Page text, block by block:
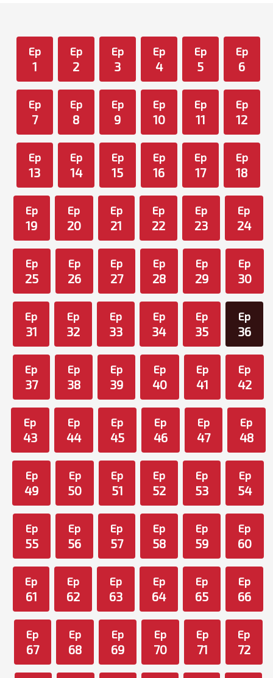
Ep
1
Ep
2
Ep
3
Ep
4
Ep
5
Ep
6
Ep
7
Ep
8
Ep
9
Ep
10
Ep
11
Ep
12
Ep
13
Ep
14
Ep
15
Ep
16
Ep
17
Ep
18
Ep
19
Ep
20
Ep
21
Ep
22
Ep
23
Ep
24
Ep
25
Ep
26
Ep
27
Ep
28
Ep
29
Ep
30
Ep
31
Ep
32
Ep
33
Ep
34
Ep
35
Ep
36
Ep
37
Ep
38
Ep
39
Ep
40
Ep
41
Ep
42
Ep
43
Ep
44
Ep
45
Ep
46
Ep
47
Ep
48
Ep
49
Ep
50
Ep
51
Ep
52
Ep
53
Ep
54
Ep
55
Ep
56
Ep
57
Ep
58
Ep
59
Ep
60
Ep
61
Ep
62
Ep
63
Ep
64
Ep
65
Ep
66
Ep
67
Ep
68
Ep
69
Ep
70
Ep
71
Ep
72